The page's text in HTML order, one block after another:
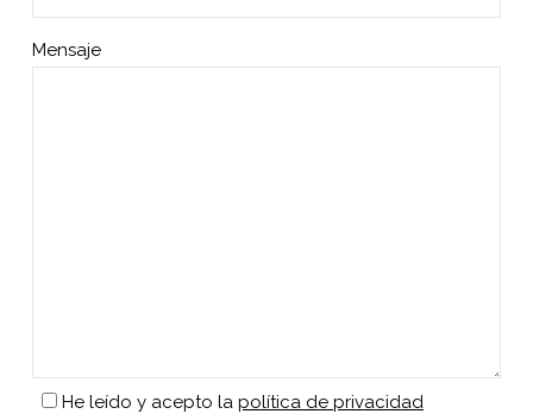
Mensaje
He leído y acepto la política de privacidad